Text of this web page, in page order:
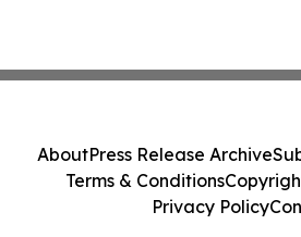
AboutPress Release Archive
Terms & Conditions
Privacy Policy